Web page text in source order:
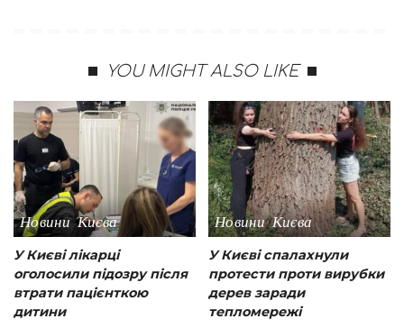
YOU MIGHT ALSO LIKE
Новини Києва
У Києві лікарці
оголосили підозру після
втрати пацієнткою
дитини
Новини Києва
У Києві спалахнули
протести проти вирубки
дерев заради
тепломережі